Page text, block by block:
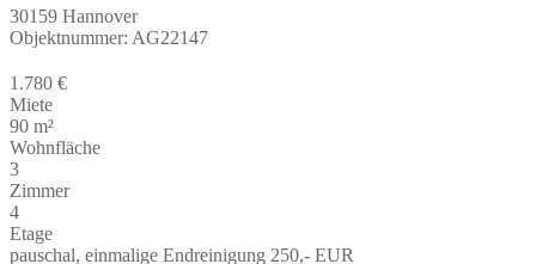
30159 Hannover
Objektnummer: AG22147
1.780 €
Miete
90 m²
Wohnfläche
3
Zimmer
4
Etage
pauschal, einmalige Endreinigung 250,- EUR